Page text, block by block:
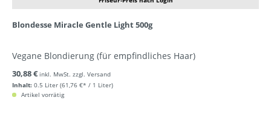
Blondesse Miracle Gentle Light 500g
Vegane Blondierung (für empfindliches Haar)
Inhalt: 0.5 Liter (61,76 €* / 1 Liter)
30,88 € inkl. MwSt. zzgl. Versand
Artikel vorrätig